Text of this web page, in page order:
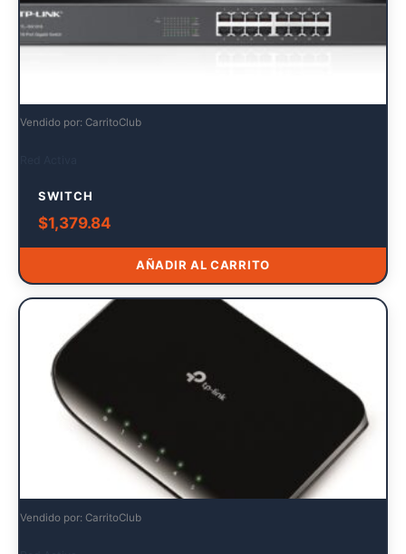
Vendido por: CarritoClub
SWITCH
$1,379.84
AÑADIR AL CARRITO
Vendido por: CarritoClub